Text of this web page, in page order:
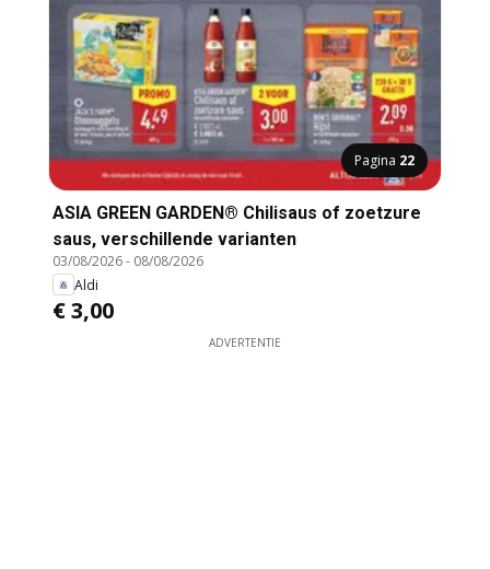
Pagina 22
ASIA GREEN GARDEN® Chilisaus of zoetzure
saus, verschillende varianten
03/08/2026- 08/08/2026
Aldi
€ 3,00
ADVERTENTIE